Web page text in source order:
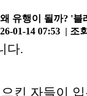
유행이 될까? '블
01-14 07:53 | 조
다.
킨 자들이